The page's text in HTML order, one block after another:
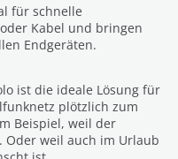
für schnelle
Kabel und bringen
Endgeräten.
ist die ideale Lösung für
plötzlich zum
Beispiel, weil der
weil auch im Urlaub